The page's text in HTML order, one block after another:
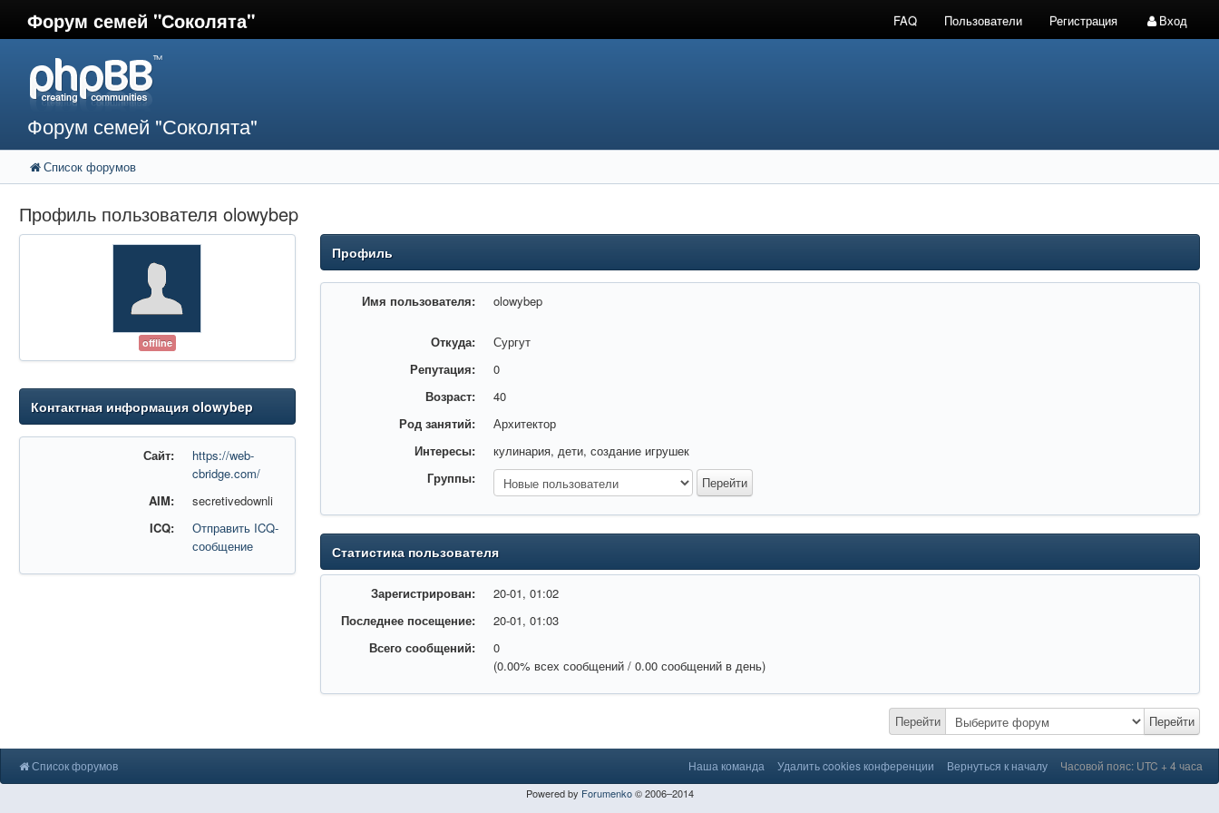
Форум семей "Соколята" FAQ Пользователи Регистрация Вход
Форум семей "Соколята"
Список форумов
Профиль пользователя olowybep
offline
Контактная информация olowybep
Сайт:
https://web-
cbridge.com/
AIM:
secretivedownli
ICQ:
Отправить ICQ-
сообщение
Профиль
Имя пользователя: olowybep
Откуда:
Сургут
Репутация:
0
Возраст:
40
Род занятий:
Архитектор
Интересы:
кулинария, дети, создание игрушек
Группы:
Статистика пользователя
Зарегистрирован:
20-01, 01:02
Последнее посещение:
20-01, 01:03
Всего сообщений:
0
(0.00% всех сообщений / 0.00 сообщений в день)
Перейти Перейти
Список форумов Наша команда Удалить cookies конференции Вернуться к началу Часовой пояс: UTC + 4 часа
Powered by Forumenko© 2006–2014